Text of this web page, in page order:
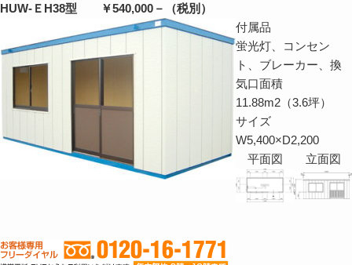
HUW-ＥH38型 ￥540,000－（税別）
付属品
蛍光灯、コンセン
ト、ブレーカー、換
気口面積
11.88m2（3.6坪）
サイズ
W5,400×D2,200
平面図
立面図